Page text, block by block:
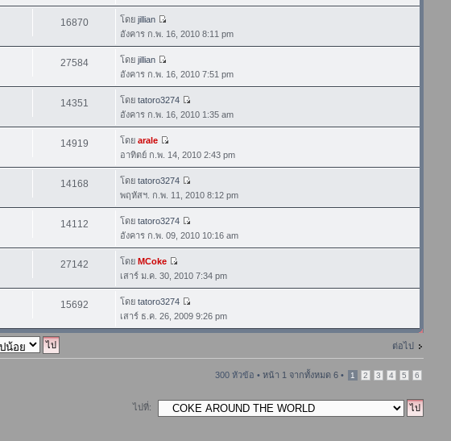
16870 โดย jillian
อังคาร ก.พ. 16, 2010 8:11 pm
27584 โดย jillian
อังคาร ก.พ. 16, 2010 7:51 pm
14351 โดย tatoro3274
อังคาร ก.พ. 16, 2010 1:35 am
14919 โดย arale
อาทิตย์ ก.พ. 14, 2010 2:43 pm
14168 โดย tatoro3274
พฤหัสฯ. ก.พ. 11, 2010 8:12 pm
14112 โดย tatoro3274
อังคาร ก.พ. 09, 2010 10:16 am
27142 โดย MCoke
เสาร์ ม.ค. 30, 2010 7:34 pm
15692 โดย tatoro3274
เสาร์ ธ.ค. 26, 2009 9:26 pm
ต่อไป
300 หัวข้อ •หน้า 1 จากทั้งหมด6 • 1 2 3 4 5 6
ไปที่: